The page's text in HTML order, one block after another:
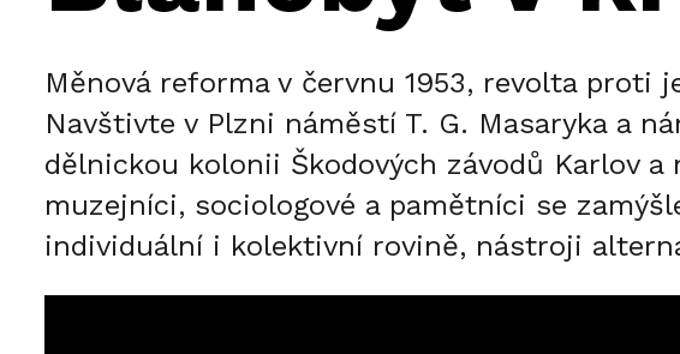
Měnová reforma v červnu 1953, revolta
Navštivte v Plzni náměstí T. G. Masaryka a
dělnickou kolonii Škodových závodů Karlov
muzejníci, sociologové a pamětníci se
individuální i kolektivní rovině, nástroji